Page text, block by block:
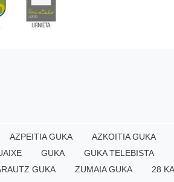
AZPEITIA GUKA AZKOITIA GUKA
GUKA GUKA TELEBISTA
GUKA ZUMAIA GUKA 28